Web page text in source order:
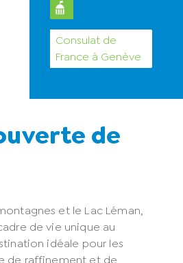
Consulat de
France à Genève
de
et le Lac Léman,
de vie unique au
idéale pour les
de raffinement et de